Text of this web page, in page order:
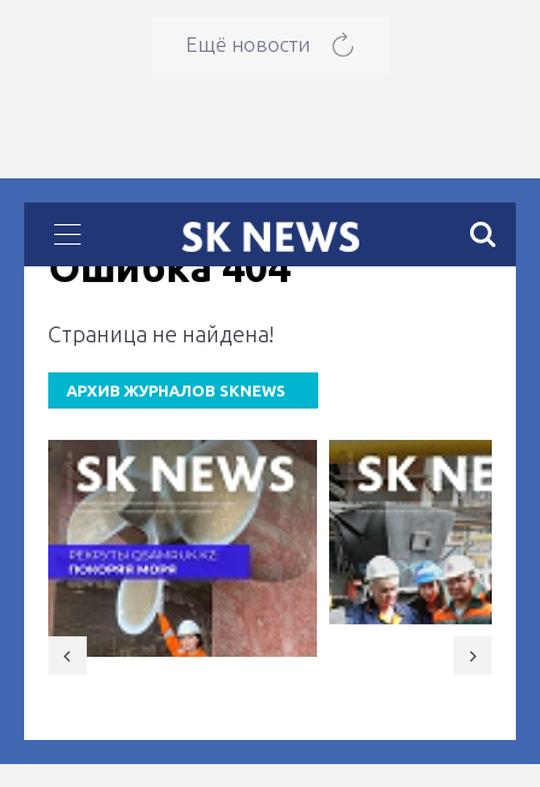
Ещё новости